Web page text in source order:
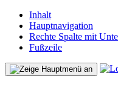
Inhalt
Hauptnavigation
Rechte Spalte mit
Fußzeile